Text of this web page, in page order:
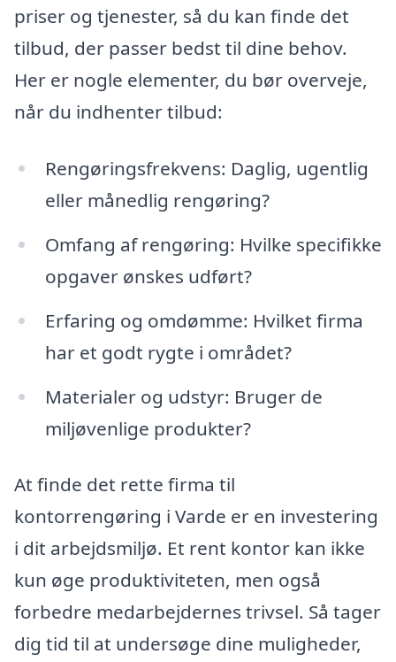
priser og tjenester, så du kan finde det
tilbud, der passer bedst til dine behov.
Her er nogle elementer, du bør overveje,
når du indhenter tilbud:
Rengøringsfrekvens: Daglig, ugentlig
eller månedlig rengøring?
Omfang af rengøring: Hvilke specifikke
opgaver ønskes udført?
Erfaring og omdømme: Hvilket firma
har et godt rygte i området?
Materialer og udstyr: Bruger de
miljøvenlige produkter?
At finde det rette firma til
kontorrengøring i Varde er en investering
i dit arbejdsmiljø. Et rent kontor kan ikke
kun øge produktiviteten, men også
forbedre medarbejdernes trivsel. Så tager
dig tid til at undersøge dine muligheder,